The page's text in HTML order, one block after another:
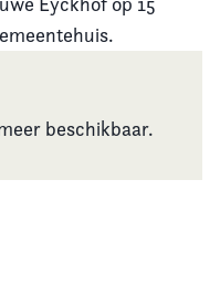
beschikbaar.